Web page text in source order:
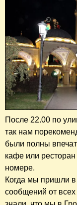
После 22.00 по
так нам
были полны
кафе или ресторан
номере.
Когда мы пришли
сообщений от